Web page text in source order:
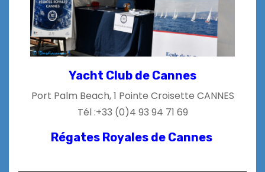
Yacht Club de Cannes
Port Palm Beach, 1 Pointe Croisette CANNES
Tél :+33 (0)4 93 94 71 69
Régates Royales de Cannes